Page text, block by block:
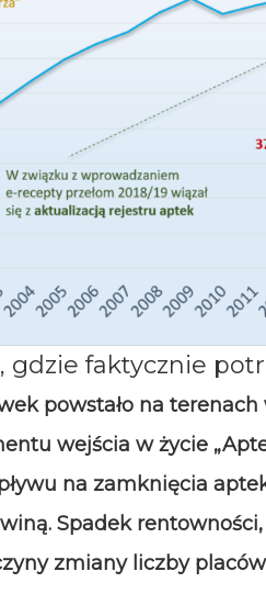
faktycznie
powstało na
wejścia w życie
na zamknięcia
Spadek
zmiany liczby